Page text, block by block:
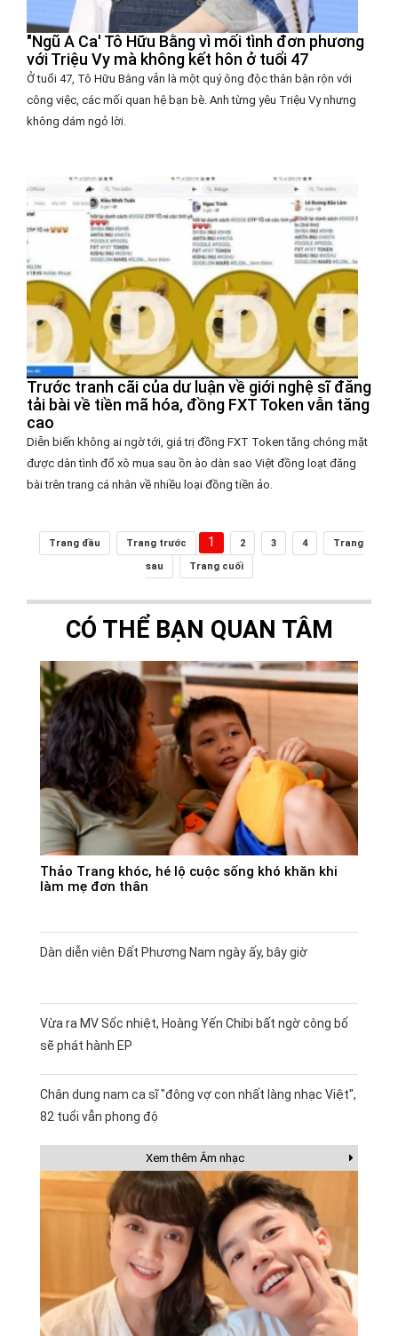
"Ngũ A Ca' Tô Hữu Bằng vì mối tình đơn phương
với Triệu Vy mà không kết hôn ở tuổi 47
Ở tuổi 47, Tô Hữu Bằng vẫn là một quý ông độc thân bận rộn với
công việc, các mối quan hệ bạn bè. Anh từng yêu Triệu Vy nhưng
không dám ngỏ lời.
Trước tranh cãi của dư luận về giới nghệ sĩ đăng
tải bài về tiền mã hóa, đồng FXT Token vẫn tăng
cao
Diễn biến không ai ngờ tới, giá trị đồng FXT Token tăng chóng mặt
được dân tình đổ xô mua sau ồn ào dàn sao Việt đồng loạt đăng
bài trên trang cá nhân về nhiều loại đồng tiền ảo.
Trang đầu Trang trước 1 2 3 4
Trang
sau
Trang cuối
CÓ THỂ BẠN QUAN TÂM
Thảo Trang khóc, hé lộ cuộc sống khó khăn khi
làm mẹ đơn thân
Dàn diễn viên Đất Phương Nam ngày ấy, bây giờ
Vừa ra MV Sốc nhiệt, Hoàng Yến Chibi bất ngờ công bố
sẽ phát hành EP
Chân dung nam ca sĩ "đông vợ con nhất làng nhạc Việt",
82 tuổi vẫn phong độ
Xem thêm Âm nhạc